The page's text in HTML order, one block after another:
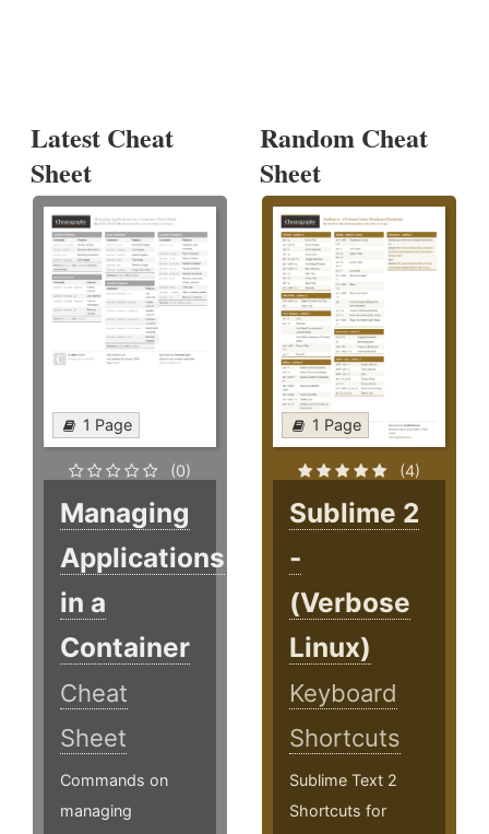
Latest Cheat
Sheet
1 Page
(0)
Managing
Applications
in a
Container
Cheat
Sheet
Commands on
managing
Random Cheat
Sheet
1 Page
(4)
Sublime 2
-
(Verbose
Linux)
Keyboard
Shortcuts
Sublime Text 2
Shortcuts for